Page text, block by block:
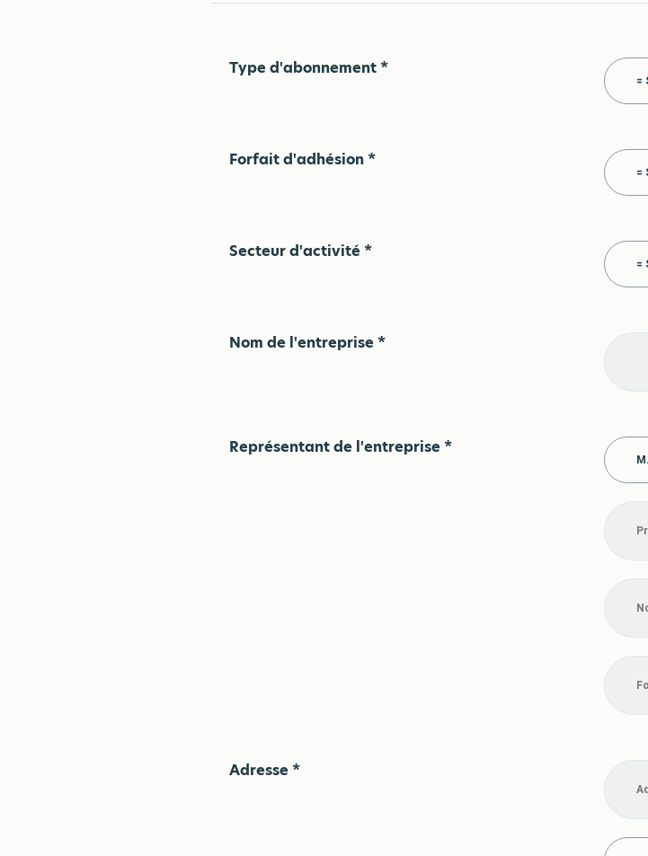
Type d'abonnement *
Forfait d'adhésion *
Secteur d'activité *
Nom de l'entreprise *
Représentant de l'entreprise *
Adresse *